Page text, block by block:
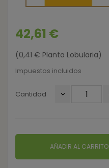
42,61 €
(0,41 € Planta Lobularia)
Impuestos incluidos
Cantidad
AÑADIR AL CARRITO